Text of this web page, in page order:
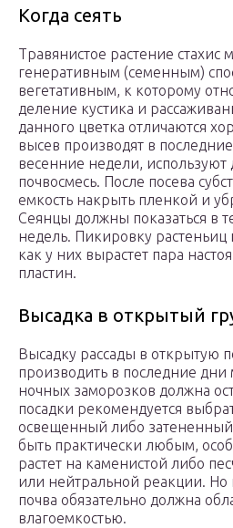
Когда сеять
Травянистое растение
генеративным (семенным)
вегетативным, к которому
деление кустика и
данного цветка отличаются
высев производят в
весенние недели, используют
почвосмесь. После посева
емкость накрыть пленкой и
Сеянцы должны показаться в
недель. Пикировку растеньиц
как у них вырастет пара
пластин.
Высадка в открытый
Высадку рассады в открытую
производить в последние дни
ночных заморозков должна
посадки рекомендуется
освещенный либо затененный
быть практически любым,
растет на каменистой либо
или нейтральной реакции. Но
почва обязательно должна
влагоемкостью.